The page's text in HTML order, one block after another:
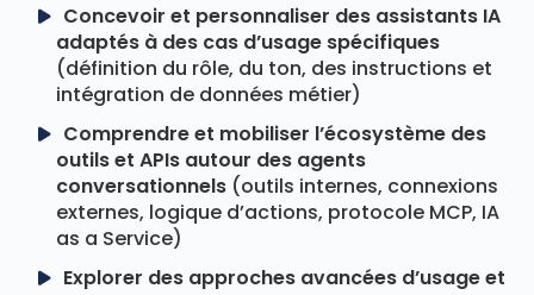
Concevoir et personnaliser des assistants IA
adaptés à des cas d’usage spécifiques
(définition du rôle, du ton, des instructions et
intégration de données métier)
Comprendre et mobiliser l’écosystème des
outils et APIs autour des agents
conversationnels (outils internes, connexions
externes, logique d’actions, protocole MCP, IA
as a Service)
Explorer des approches avancées d’usage et